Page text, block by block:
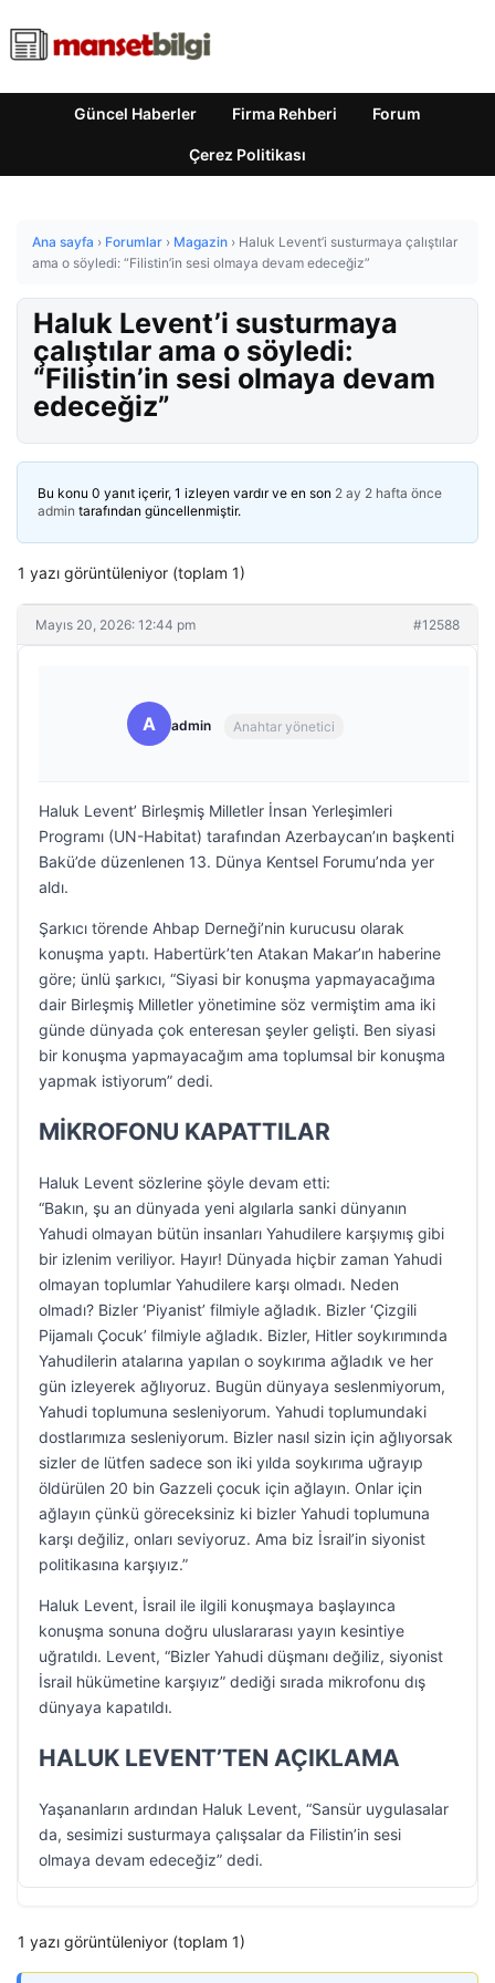
Güncel Haberler Firma Rehberi Forum
Çerez Politikası
Ana sayfa › Forumlar › Magazin › Haluk Levent’i susturmaya çalıştılar
ama o söyledi: “Filistin’in sesi olmaya devam edeceğiz”
Haluk Levent’i susturmaya
çalıştılar ama o söyledi:
“Filistin’in sesi olmaya devam
edeceğiz”
Bu konu 0 yanıt içerir, 1 izleyen vardır ve en son 2 ay 2 hafta önce
admin tarafından güncellenmiştir.
1 yazı görüntüleniyor (toplam 1)
Mayıs 20, 2026: 12:44 pm #12588
A admin Anahtar yönetici
Haluk Levent’ Birleşmiş Milletler İnsan Yerleşimleri
Programı (UN-Habitat) tarafından Azerbaycan’ın başkenti
Bakü’de düzenlenen 13. Dünya Kentsel Forumu’nda yer
aldı.
Şarkıcı törende Ahbap Derneği’nin kurucusu olarak
konuşma yaptı. Habertürk’ten Atakan Makar’ın haberine
göre; ünlü şarkıcı, “Siyasi bir konuşma yapmayacağıma
dair Birleşmiş Milletler yönetimine söz vermiştim ama iki
günde dünyada çok enteresan şeyler gelişti. Ben siyasi
bir konuşma yapmayacağım ama toplumsal bir konuşma
yapmak istiyorum” dedi.
MİKROFONU KAPATTILAR
Haluk Levent sözlerine şöyle devam etti:
“Bakın, şu an dünyada yeni algılarla sanki dünyanın
Yahudi olmayan bütün insanları Yahudilere karşıymış gibi
bir izlenim veriliyor. Hayır! Dünyada hiçbir zaman Yahudi
olmayan toplumlar Yahudilere karşı olmadı. Neden
olmadı? Bizler ‘Piyanist’ filmiyle ağladık. Bizler ‘Çizgili
Pijamalı Çocuk’ filmiyle ağladık. Bizler, Hitler soykırımında
Yahudilerin atalarına yapılan o soykırıma ağladık ve her
gün izleyerek ağlıyoruz. Bugün dünyaya seslenmiyorum,
Yahudi toplumuna sesleniyorum. Yahudi toplumundaki
dostlarımıza sesleniyorum. Bizler nasıl sizin için ağlıyorsak
sizler de lütfen sadece son iki yılda soykırıma uğrayıp
öldürülen 20 bin Gazzeli çocuk için ağlayın. Onlar için
ağlayın çünkü göreceksiniz ki bizler Yahudi toplumuna
karşı değiliz, onları seviyoruz. Ama biz İsrail’in siyonist
politikasına karşıyız.”
Haluk Levent, İsrail ile ilgili konuşmaya başlayınca
konuşma sonuna doğru uluslararası yayın kesintiye
uğratıldı. Levent, “Bizler Yahudi düşmanı değiliz, siyonist
İsrail hükümetine karşıyız” dediği sırada mikrofonu dış
dünyaya kapatıldı.
HALUK LEVENT’TEN AÇIKLAMA
Yaşananların ardından Haluk Levent, “Sansür uygulasalar
da, sesimizi susturmaya çalışsalar da Filistin’in sesi
olmaya devam edeceğiz” dedi.
1 yazı görüntüleniyor (toplam 1)